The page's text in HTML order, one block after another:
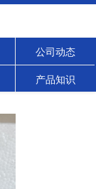
公司动态
产品知识